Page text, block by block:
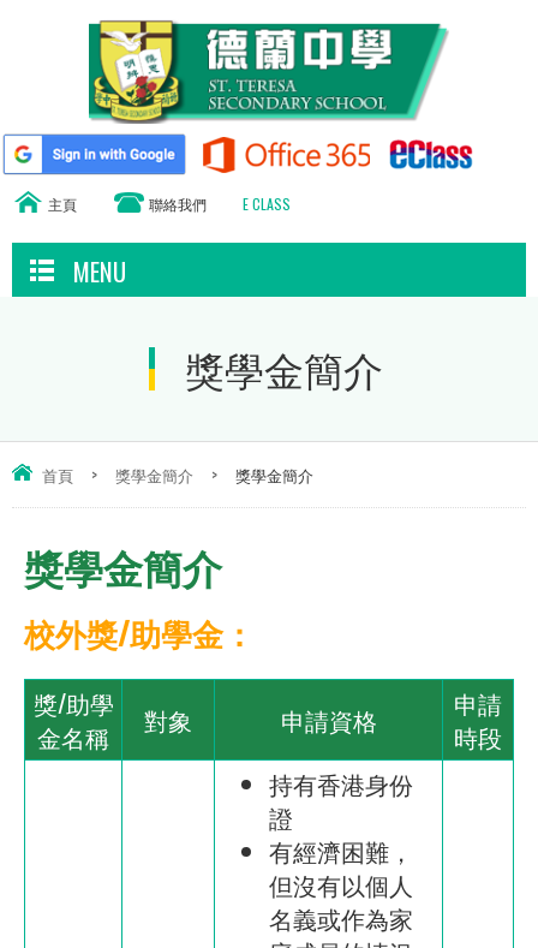
主頁 聯絡我們 E CLASS
MENU
獎學金簡介
首頁 > 獎學金簡介 > 獎學金簡介
獎學金簡介
校外獎/助學金：
獎/助學
金名稱
對象 申請資格
申請
時段
持有香港身份
證
有經濟困難，
但沒有以個人
名義或作為家